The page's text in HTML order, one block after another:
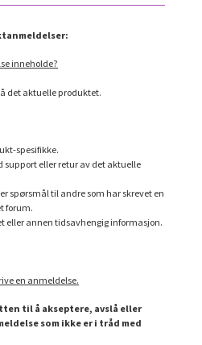
inneholde?
det aktuelle produktet.
spesifikke.
support eller retur av det aktuelle
spørsmål til andre som har skrevet en
forum.
eller annen tidsavhengig informasjon.
en anmeldelse.
til å akseptere, avslå eller
som ikke er i tråd med